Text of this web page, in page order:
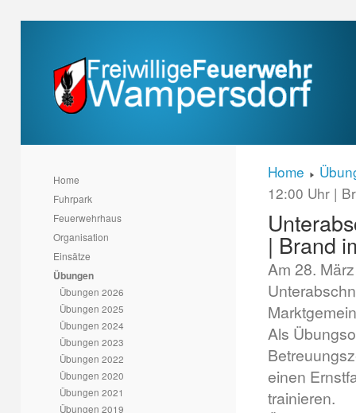
Home
Fuhrpark
Feuerwehrhaus
Organisation
Einsätze
Übungen
Übungen 2026
Übungen 2025
Übungen 2024
Übungen 2023
Übungen 2022
Übungen 2020
Übungen 2021
Übungen 2019
Home
12:00 Uhr |
| Brand
Am 28.
Als
einen
trainieren.